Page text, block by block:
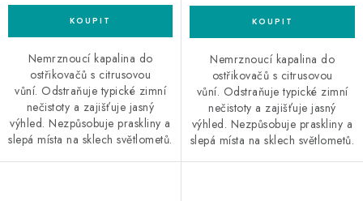
Nemrznoucí kapalina do
ostřikovačů s citrusovou
vůní. Odstraňuje typické zimní
nečistoty a zajišťuje jasný
výhled. Nezpůsobuje praskliny a
slepá místa na sklech světlometů.
Nemrznoucí kapalina do
ostřikovačů s citrusovou
vůní. Odstraňuje typické zimní
nečistoty a zajišťuje jasný
výhled. Nezpůsobuje praskliny a
slepá místa na sklech světlometů.